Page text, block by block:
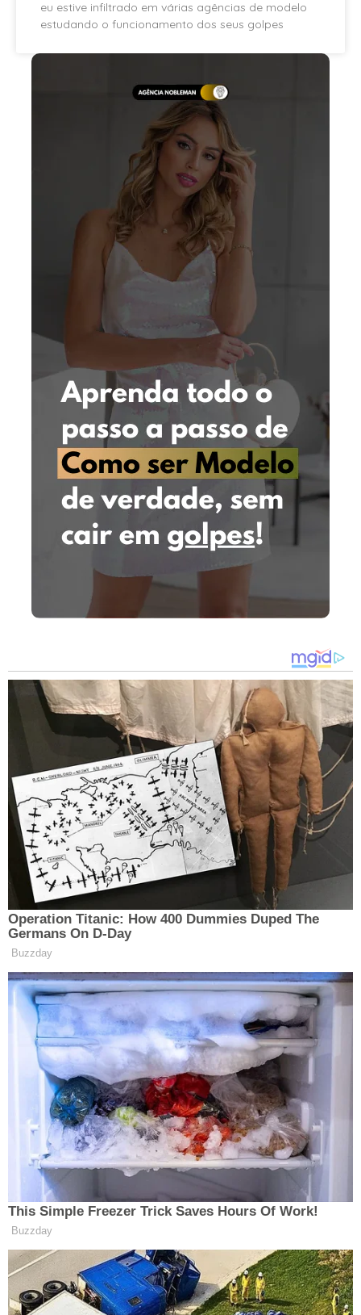
eu estive infiltrado em várias agências de modelo
estudando o funcionamento dos seus golpes